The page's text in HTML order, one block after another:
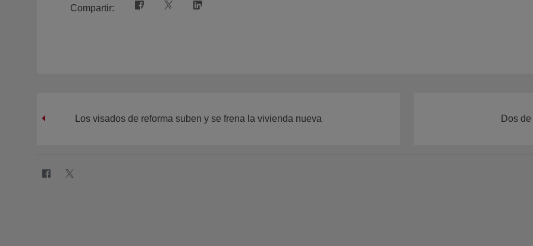
Compartir:
Los visados de reforma suben y se frena la vivienda nueva Dos